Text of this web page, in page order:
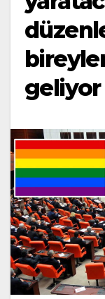
geliyor